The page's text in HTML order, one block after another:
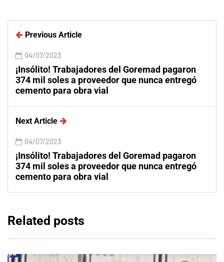
Previous Article
04/07/2023
¡Insólito! Trabajadores del Goremad pagaron
374 mil soles a proveedor que nunca entregó
cemento para obra vial
Next Article
04/07/2023
¡Insólito! Trabajadores del Goremad pagaron
374 mil soles a proveedor que nunca entregó
cemento para obra vial
Related posts